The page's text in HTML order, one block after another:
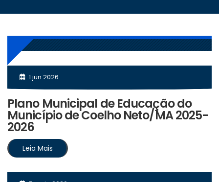
1 jun 2026
Plano Municipal de Educação do
Município de Coelho Neto/MA 2025-
2026
Leia Mais